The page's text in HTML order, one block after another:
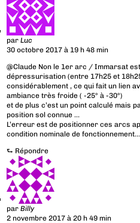
parLuc
30 octobre 2017 à 19 h 48 min
@Claude Non le 1er arc / Immarsat
dépressurisation (entre 17h25 et
considérablement , ce qui fait un lien
ambiance très froide ( -25° à -30°)
et de plus c’est un point calculé mais
position sol connue …
L’erreur est de positionner ces arcs
condition nominale de
⮑ Répondre
parBilly
2 novembre 2017 à 20 h 49 min